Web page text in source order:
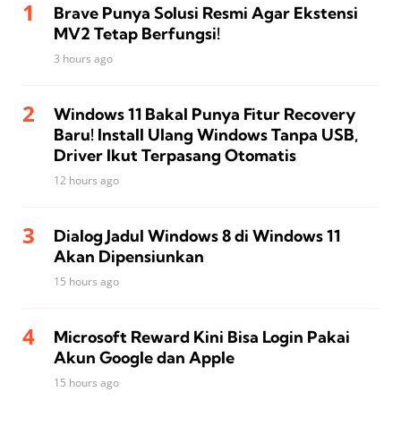
Brave Punya Solusi Resmi Agar Ekstensi
MV2 Tetap Berfungsi!
3 hours ago
Windows 11 Bakal Punya Fitur Recovery
Baru! Install Ulang Windows Tanpa USB,
Driver Ikut Terpasang Otomatis
12 hours ago
Dialog Jadul Windows 8 di Windows 11
Akan Dipensiunkan
15 hours ago
Microsoft Reward Kini Bisa Login Pakai
Akun Google dan Apple
15 hours ago